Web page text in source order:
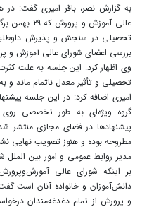
به گزارش نصر، باقر امیری گفت:
عالی آموزش
تحصیلی در سنجش و پذیرش
بررسی اعضای شورای عالی آموزش و
وی اظهار کرد: این جلسه به علت
تحصیلی و تأثیر معدل ناتمام ماند و
امیری اضافه کرد: در این جلسه
گروه ویژه‌ای به طور تخصصی روی
پیشنهاد‌ها در فضای مجازی منتشر
مطروحه بوده و هنوز تصویب نهایی
مدیر روابط عمومی و امور بین
بر اینکه شورای عالی
دانش‌آموزان و خانواده آنان است
و پرورش از تمام دغدغه‌مندان